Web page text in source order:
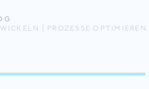
| PROZESSE OPTIMIEREN